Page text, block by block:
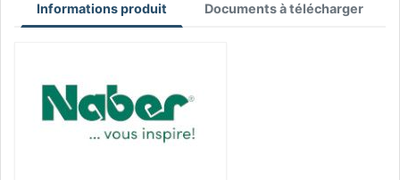
Informations produit Documents à télécharger